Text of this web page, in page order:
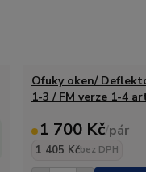
Ofuky oken/
1-3 / FM verze 1-4
1 700 Kč/pár
1 405 Kčbez DPH